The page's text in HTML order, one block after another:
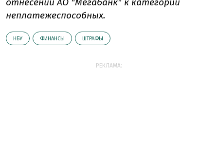
отнесении АО "Мегабанк" к категории
неплатежеспособных.
НБУ ФИНАНСЫ ШТРАФЫ
РЕКЛАМА: